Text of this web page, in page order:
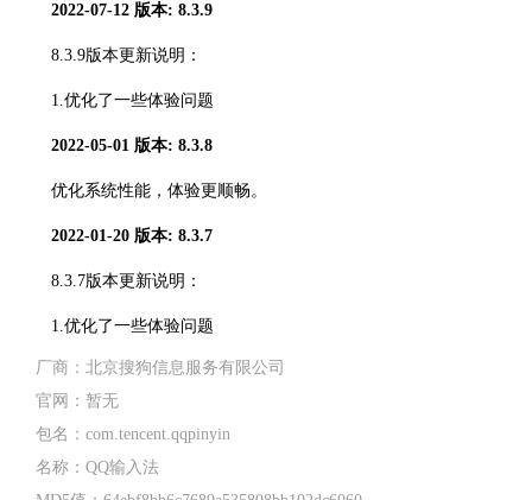
2022-07-12 版本: 8.3.9
8.3.9版本更新说明：
1.优化了一些体验问题
2022-05-01 版本: 8.3.8
优化系统性能，体验更顺畅。
2022-01-20 版本: 8.3.7
8.3.7版本更新说明：
1.优化了一些体验问题
厂商： 北京搜狗信息服务有限公司
官网： 暂无
包名： com.tencent.qqpinyin
名称： QQ输入法